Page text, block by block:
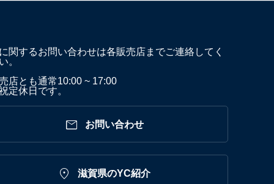
関するお問い合わせは各販売店までご連絡してく
。
店とも通常10:00 ~ 17:00
定休日です。
 お問い合わせ
 滋賀県のYC紹介